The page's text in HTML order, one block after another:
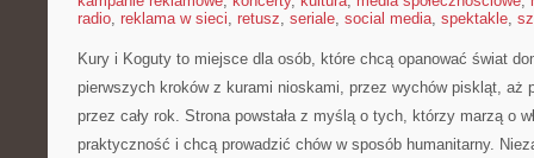
radio, reklama w sieci, retusz, seriale, social media, spektakle,
Kury i Koguty to miejsce dla osób, które chcą opanować świat
pierwszych kroków z kurami nioskami, przez wychów piskląt, aż
przez cały rok. Strona powstała z myślą o tych, którzy marzą o
praktyczność i chcą prowadzić chów w sposób humanitarny.